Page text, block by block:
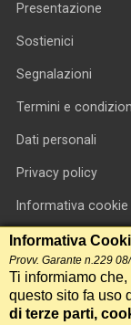
Presentazione
Sostienici
Segnalazioni
Termini e
Dati personali
Privacy policy
Informativa cookie
RSS feed
RSS Top News
Contatti
Informativa
Provv. Garante n.229
Ti informiamo
questo sito fa uso
di terze parti,